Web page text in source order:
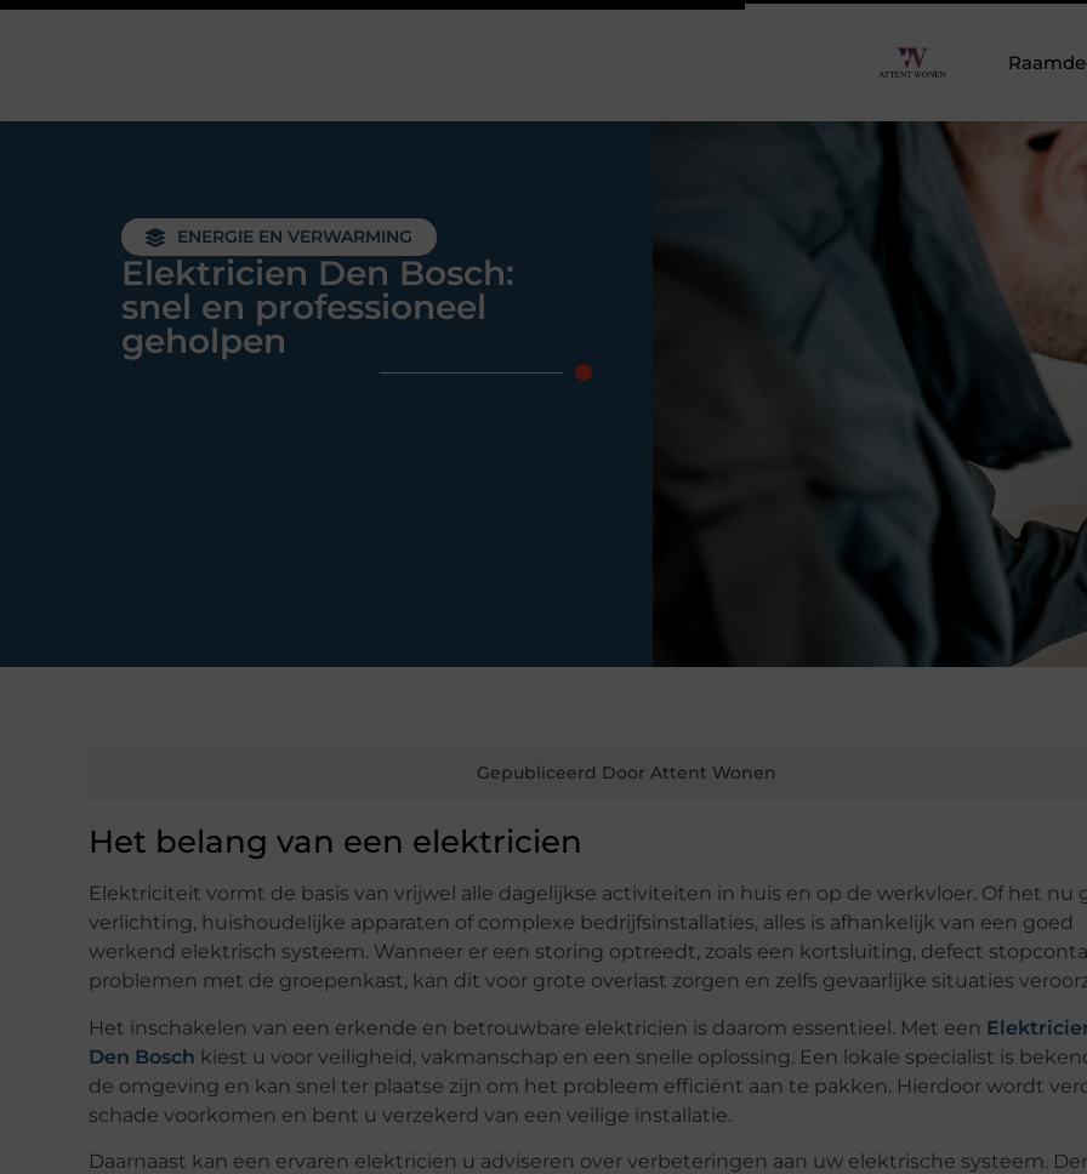
ENERGIE EN VERWARMING
Elektricien Den Bosch:
snel en professioneel
geholpen
Gepubliceerd Door Attent Wonen
Het belang van een elektricien
Elektriciteit vormt de basis van vrijwel alle dagelijkse activiteiten in huis en op de werkvloer. Of het nu
verlichting, huishoudelijke apparaten of complexe bedrijfsinstallaties, alles is afhankelijk van een goed
werkend elektrisch systeem. Wanneer er een storing optreedt, zoals een kortsluiting, defect
problemen met de groepenkast, kan dit voor grote overlast zorgen en zelfs gevaarlijke situaties
Het inschakelen van een erkende en betrouwbare elektricien is daarom essentieel. Met een
Den Bosch kiest u voor veiligheid, vakmanschap en een snelle oplossing. Een lokale specialist is
de omgeving en kan snel ter plaatse zijn om het probleem efficiënt aan te pakken. Hierdoor wordt
schade voorkomen en bent u verzekerd van een veilige installatie.
Daarnaast kan een ervaren elektricien u adviseren over verbeteringen aan uw elektrische systeem.